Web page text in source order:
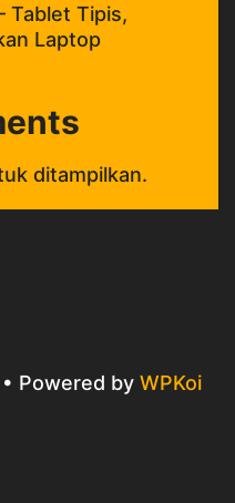
Tablet Tipis,
Laptop
ditampilkan.
• Powered by WPKoi